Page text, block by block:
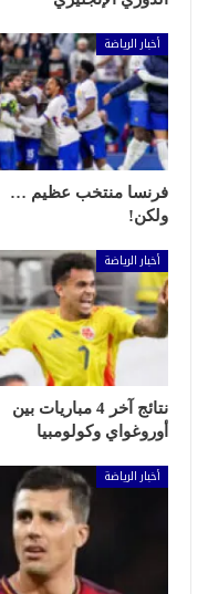
أخبار الرياضة
فرنسا منتخب عظيم …
ولكن!
أخبار الرياضة
نتائج آخر 4 مباريات بين
أوروغواي وكولومبيا
أخبار الرياضة